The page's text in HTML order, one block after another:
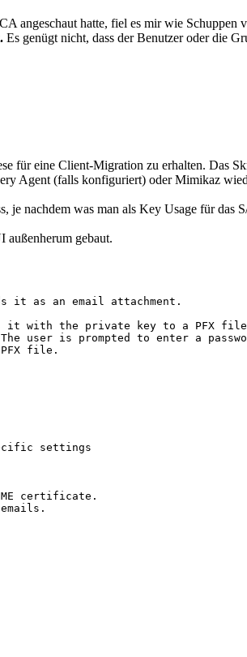
angeschaut hatte, fiel es mir wie Schuppen
Es genügt nicht, dass der Benutzer oder die
für eine Client-Migration zu erhalten. Das
Agent (falls konfiguriert) oder Mimikaz
je nachdem was man als Key Usage für
außenherum gebaut.
it as an email attachment.
with the private key to a PFX
user is prompted to enter a
file.
settings
certificate.